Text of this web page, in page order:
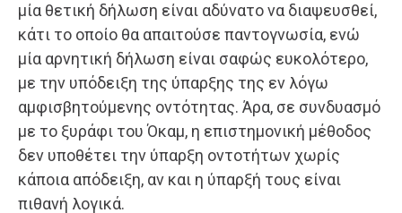
μία θετική δήλωση είναι αδύνατο να διαψευσθεί,
κάτι το οποίο θα απαιτούσε παντογνωσία, ενώ
μία αρνητική δήλωση είναι σαφώς ευκολότερο,
με την υπόδειξη της ύπαρξης της εν λόγω
αμφισβητούμενης οντότητας. Άρα, σε συνδυασμό
με το ξυράφι του Όκαμ, η επιστημονική μέθοδος
δεν υποθέτει την ύπαρξη οντοτήτων χωρίς
κάποια απόδειξη, αν και η ύπαρξή τους είναι
πιθανή λογικά.